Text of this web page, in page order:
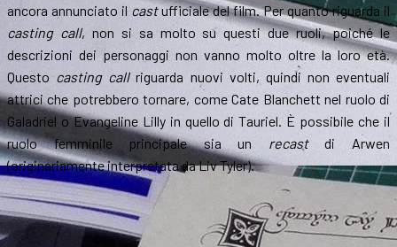
ancora annunciato il castufficiale del film. Per quanto riguarda il
casting call, non si sa molto su questi due ruoli, poiché le
descrizioni dei personaggi non vanno molto oltre la loro età.
Questo casting callriguarda nuovi volti, quindi non eventuali
attrici che potrebbero tornare, come Cate Blanchett nel ruolo di
Galadriel o Evangeline Lilly in quello di Tauriel. È possibile che il
ruolo femminile principale sia un recastdi Arwen
(originariamente interpretata da Liv Tyler).